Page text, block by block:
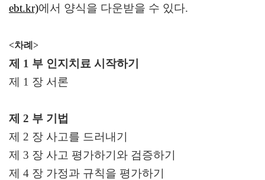
ebt.kr)에서 양식을 다운받을 수 있다.
<차례>
제 1 부 인지치료 시작하기
제 1 장 서론
제 2 부 기법
제 2 장 사고를 드러내기
제 3 장 사고 평가하기와 검증하기
제 4 장 가정과 규칙을 평가하기